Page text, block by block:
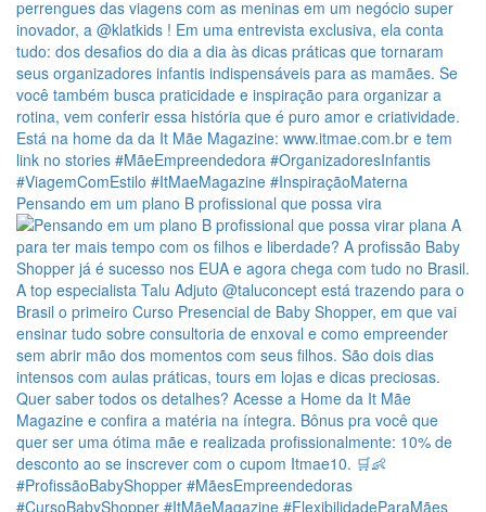
Pensando em um plano B profissional que possa vira